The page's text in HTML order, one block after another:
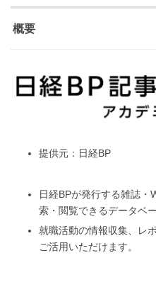
概要
提供元：日経BP
日経BPが発行する雑誌・
索・閲覧できるデータベ
就職活動の情報収集、レ
ご活用いただけます。